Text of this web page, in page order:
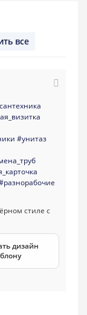
все
#унитаз
дизайн